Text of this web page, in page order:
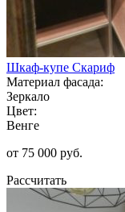
Шкаф-купе Скариф
Материал фасада:
Зеркало
Цвет:
Венге
от 75 000 руб.
Рассчитать